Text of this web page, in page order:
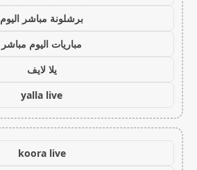
برشلونة مباشر اليوم
مباريات اليوم مباشر
يلا لايف
yalla live
koora live